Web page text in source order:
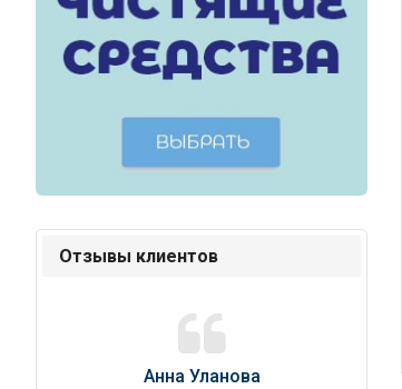
Отзывы клиентов
Анна Уланова